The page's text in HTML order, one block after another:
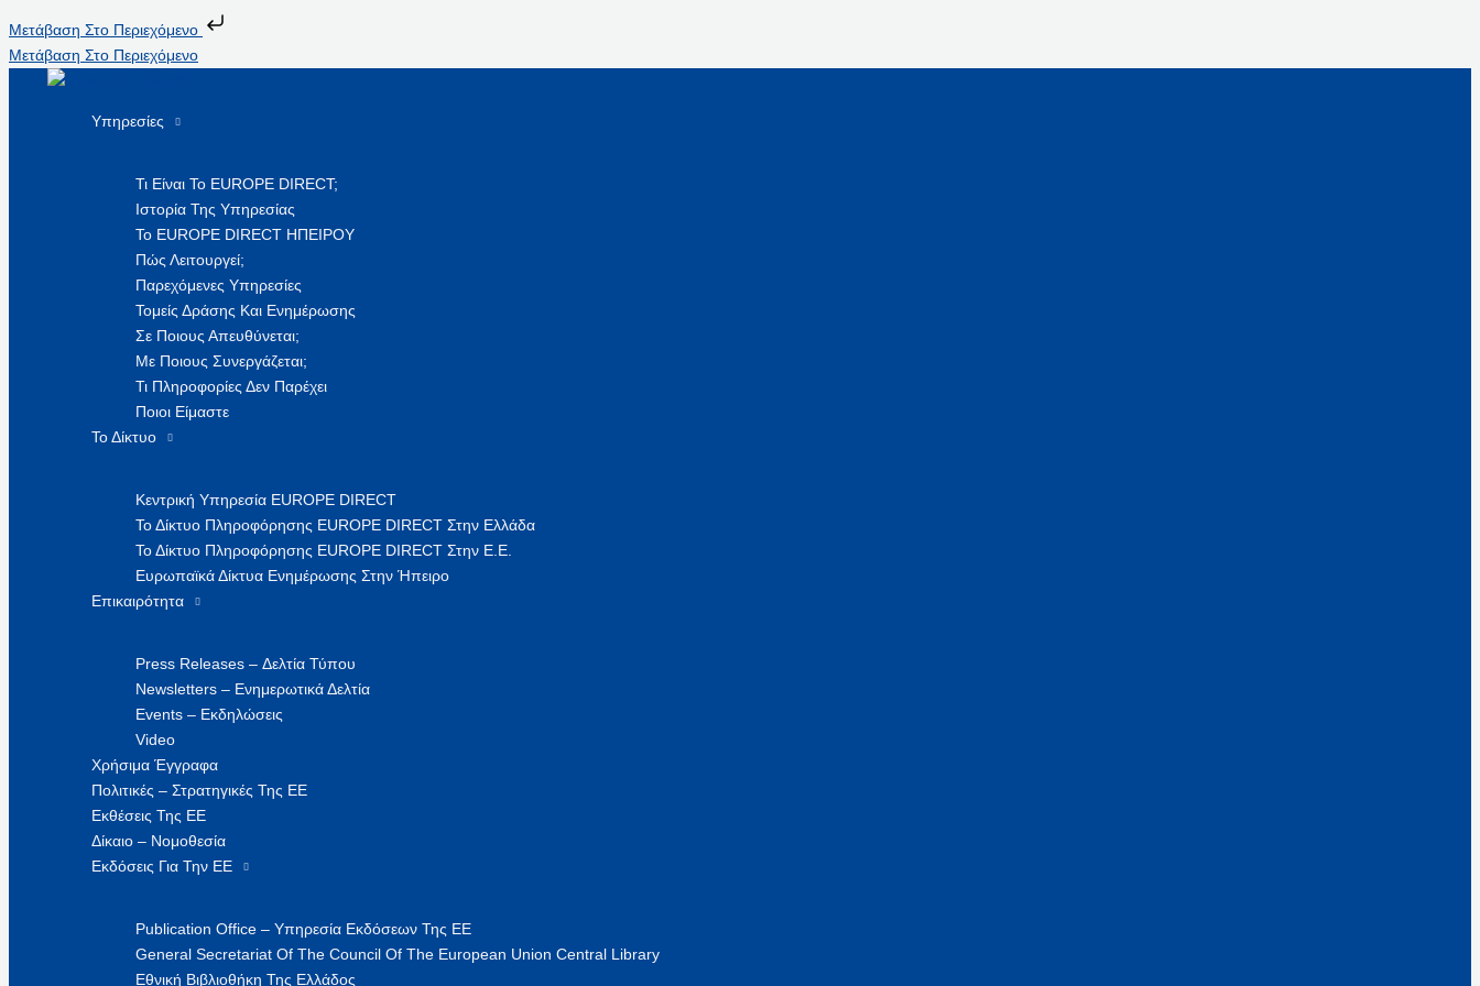
Μετάβαση Στο Περιεχόμενο
Μετάβαση Στο Περιεχόμενο
Υπηρεσίες
Τι Είναι Το EUROPE DIRECT;
Ιστορία Της Υπηρεσίας
Το EUROPE DIRECT ΗΠΕΙΡΟΥ
Πώς Λειτουργεί;
Παρεχόμενες Υπηρεσίες
Τομείς Δράσης Και Ενημέρωσης
Σε Ποιους Απευθύνεται;
Με Ποιους Συνεργάζεται;
Τι Πληροφορίες Δεν Παρέχει
Ποιοι Είμαστε
Το Δίκτυο
Κεντρική Υπηρεσία EUROPE DIRECT
Το Δίκτυο Πληροφόρησης EUROPE DIRECT Στην Ελλάδα
Το Δίκτυο Πληροφόρησης EUROPE DIRECT Στην Ε.Ε.
Ευρωπαϊκά Δίκτυα Ενημέρωσης Στην Ήπειρο
Επικαιρότητα
Press Releases – Δελτία Τύπου
Newsletters – Ενημερωτικά Δελτία
Events – Εκδηλώσεις
Video
Χρήσιμα Έγγραφα
Πολιτικές – Στρατηγικές Της ΕΕ
Εκθέσεις Της ΕΕ
Δίκαιο – Νομοθεσία
Εκδόσεις Για Την ΕΕ
Publication Office – Υπηρεσία Εκδόσεων Της ΕΕ
General Secretariat Of The Council Of The European Union Central Library
Εθνική Βιβλιοθήκη Της Ελλάδος